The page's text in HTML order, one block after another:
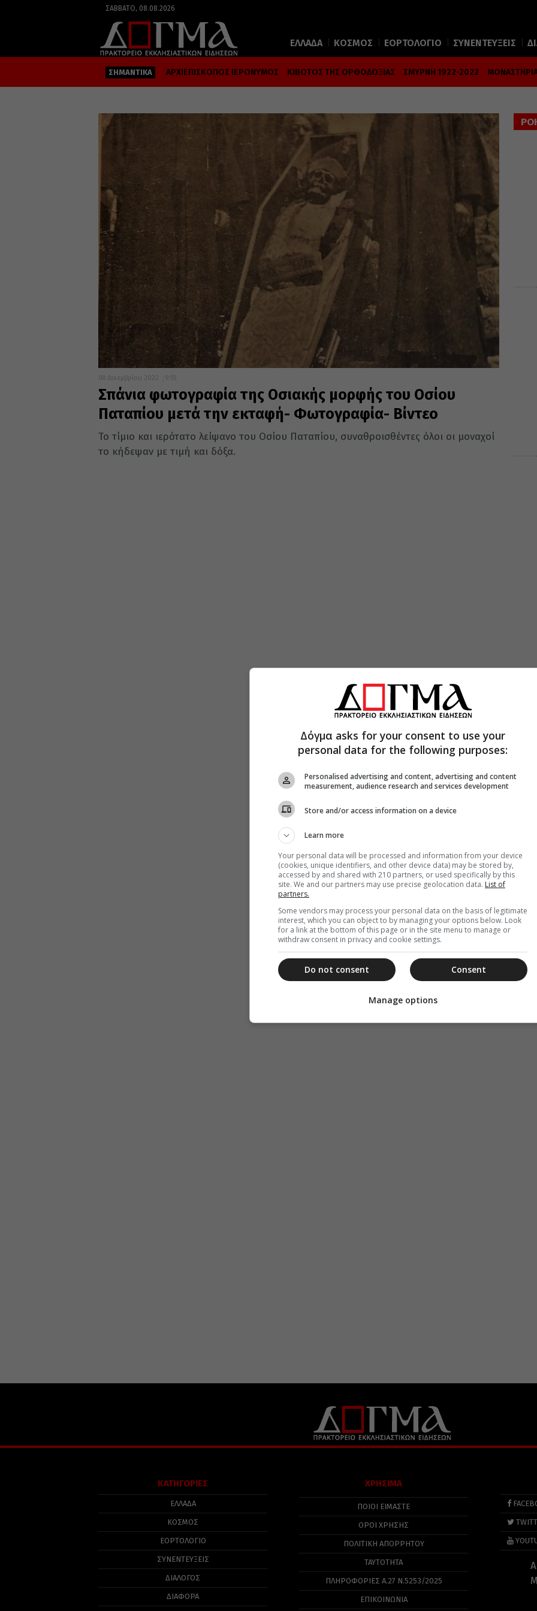
ΣΆΒΒΑΤΟ, 08.08.2026
ΕΛΛΑΔΑ ΚΟΣΜΟΣ ΕΟΡΤΟΛΟΓΙΟ ΣΥΝΕΝΤΕΥΞΕΙΣ
ΣΗΜΑΝΤΙΚΑ ΑΡΧΙΕΠΙΣΚΟΠΟΣ ΙΕΡΩΝΥΜΟΣ ΚΙΒΩΤΟΣ ΤΗΣ ΟΡΘΟΔΟΞΙΑΣ ΣΜΥΡΝΗ 1922-2022
08 Δεκεμβρίου 2022 9:55
Σπάνια φωτογραφία της Οσιακής μορφής του Οσίου
Παταπίου μετά την εκταφή- Φωτογραφία- Βίντεο
Το τίμιο και ιερότατο λείψανο του Οσίου Παταπίου, συναθροισθέντες όλοι οι μοναχοί
το κήδεψαν με τιμή και δόξα.
ΚΑΤΗΓΟΡΙΕΣ
ΕΛΛΑΔΑ
ΚΟΣΜΟΣ
ΕΟΡΤΟΛΟΓΙΟ
ΣΥΝΕΝΤΕΥΞΕΙΣ
ΔΙΑΛΟΓΟΣ
ΔΙΑΦΟΡΑ
ΧΡΗΣΙΜΑ
ΠΟΙΟΙ ΕΙΜΑΣΤΕ
ΟΡΟΙ ΧΡΗΣΗΣ
ΠΟΛΙΤΙΚΉ ΑΠΟΡΡΉΤΟΥ
ΤΑΥΤΟΤΗΤΑ
ΠΛΗΡΟΦΟΡΊΕΣ Α.27 Ν.5253/2025
ΕΠΙΚΟΙΝΩΝΙΑ
Δόγμα asks for your consent to use your
personal data for the following purposes:
Personalised advertising and content, advertising and content
measurement, audience research and services development
Store and/or access information on a device
Learn more
Your personal data will be processed and information from your device
(cookies, unique identifiers, and other device data) may be stored by,
accessed by and shared with 210 partners, or used specifically by this
site. We and our partners may use precise geolocation data. List of
partners.
Some vendors may process your personal data on the basis of legitimate
interest, which you can object to by managing your options below. Look
for a link at the bottom of this page or in the site menu to manage or
withdraw consent in privacy and cookie settings.
Consent
Do not consent
Manage options